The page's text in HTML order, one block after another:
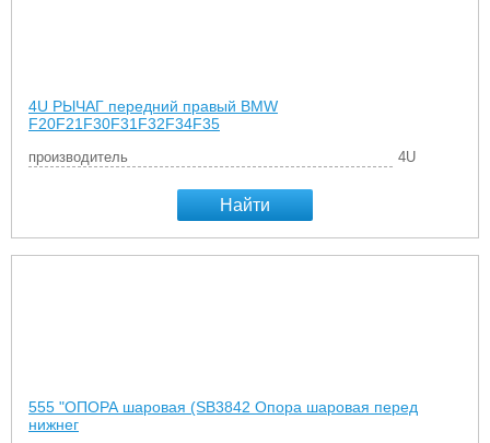
4U РЫЧАГ передний правый BMW
F20F21F30F31F32F34F35
производитель 4U
Найти
555 "ОПОРА шаровая (SB3842 Опора шаровая перед
нижнег